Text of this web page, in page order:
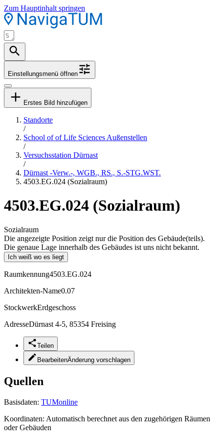
Zum Hauptinhalt springen
Einstellungsmenü öffnen
Erstes Bild hinzufügen
Standorte
/
School of of Life Sciences Außenstellen
/
Versuchsstation Dürnast
/
Dürnast -Verw.-, WGB., RS., S.-STG.WST.
4503.EG.024 (Sozialraum)
4503.EG.024 (Sozialraum)
Sozialraum
Die angezeigte Position zeigt nur die Position des Gebäude(teils).
Die genaue Lage innerhalb des Gebäudes ist uns nicht bekannt.
Ich weiß wo es liegt
Raumkennung4503.EG.024
Architekten-Name0.07
StockwerkErdgeschoss
AdresseDürnast 4-5, 85354 Freising
Teilen
BearbeitenÄnderung vorschlagen
Quellen
Basisdaten: TUMonline
Koordinaten: Automatisch berechnet aus den zugehörigen Räumen
oder Gebäuden